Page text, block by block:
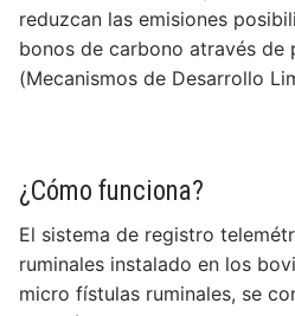
reduzcan las emisiones
bonos de carbono através de
(Mecanismos de Desarrollo
¿Cómo funciona?
El sistema de registro
ruminales instalado en los
micro fístulas ruminales, se